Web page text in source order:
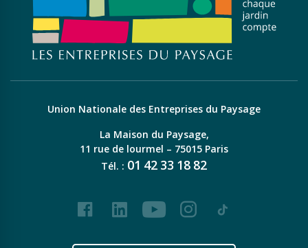
Union Nationale des Entreprises du Paysage
La Maison du Paysage,
11 rue de lourmel – 75015 Paris
Tél. : 01 42 33 18 82
FacebookLinkedInYoutubeInstagram
Tiktok